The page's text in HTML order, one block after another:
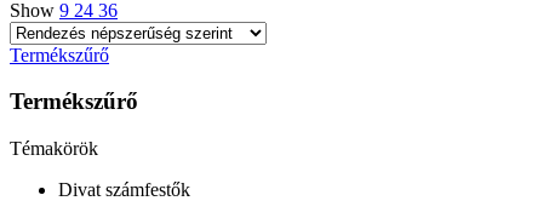
Show 9 24 36
Termékszűrő
Termékszűrő
Témakörök
Divat számfestők